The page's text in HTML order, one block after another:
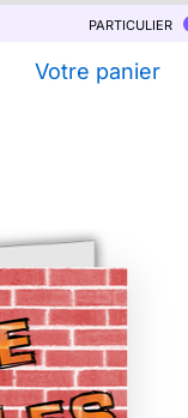
particulier
Votre panier